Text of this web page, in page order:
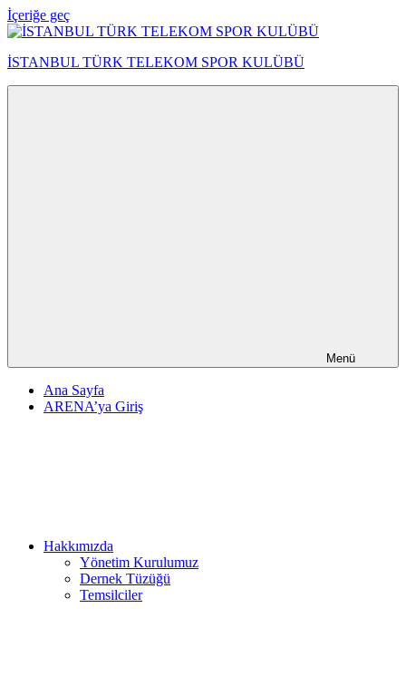
İçeriğe geç
İSTANBUL TÜRK TELEKOM SPOR KULÜBÜ
Menü
Ana Sayfa
ARENA’ya Giriş
Hakkımızda
Yönetim Kurulumuz
Dernek Tüzüğü
Temsilciler